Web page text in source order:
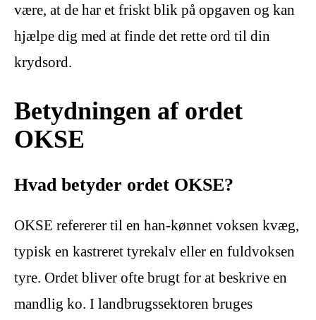
være, at de har et friskt blik på opgaven og kan
hjælpe dig med at finde det rette ord til din
krydsord.
Betydningen af ordet
OKSE
Hvad betyder ordet OKSE?
OKSE refererer til en han-kønnet voksen kvæg,
typisk en kastreret tyrekalv eller en fuldvoksen
tyre. Ordet bliver ofte brugt for at beskrive en
mandlig ko. I landbrugssektoren bruges